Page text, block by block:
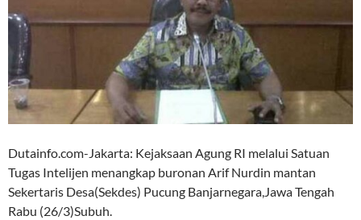
Dutainfo.com-Jakarta: Kejaksaan Agung RI melalui Satuan
Tugas Intelijen menangkap buronan Arif Nurdin mantan
Sekertaris Desa(Sekdes) Pucung Banjarnegara,Jawa Tengah
Rabu (26/3)Subuh.